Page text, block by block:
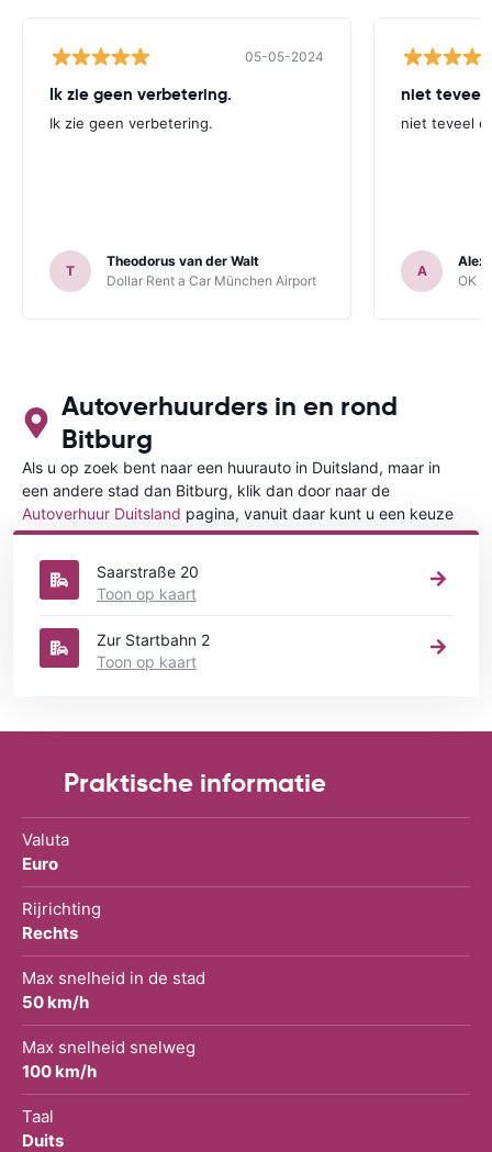
05-05-2024
Ik zie geen verbetering.
Ik zie geen verbetering.
T
Theodorus van der Walt
Dollar Rent a Car München Airport
niet teveel
niet teveel
A
OK
Autoverhuurders in en rond
Bitburg
Als u op zoek bent naar een huurauto in Duitsland, maar in
een andere stad dan Bitburg, klik dan door naar de
Autoverhuur Duitsland pagina, vanuit daar kunt u een keuze
maken in welke stad in Duitsland u een auto huren wilt.
Saarstraße 20
Toon op kaart
Zur Startbahn 2
Toon op kaart
Praktische informatie
Valuta
Euro
Rijrichting
Rechts
Max snelheid in de stad
50 km/h
Max snelheid snelweg
100 km/h
Taal
Duits